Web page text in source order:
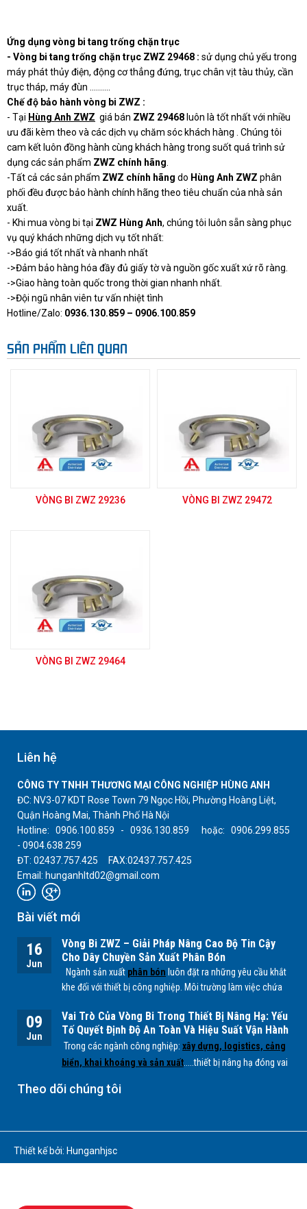
Ứng dụng vòng bi tang trống chặn trục
- Vòng bi tang trống chặn trục ZWZ 29468 : sử dụng chủ yếu trong
máy phát thủy điện, động cơ thẳng đứng, trục chân vịt tàu thủy, cần
trục tháp, máy đùn ..........
Chế độ bảo hành vòng bi ZWZ :
- Tại Hùng Anh ZWZ giá bán ZWZ 29468 luôn là tốt nhất với nhiều
ưu đãi kèm theo và các dịch vụ chăm sóc khách hàng . Chúng tôi
cam kết luôn đồng hành cùng khách hàng trong suốt quá trình sử
dụng các sản phẩm ZWZ chính hãng
-Tất cả các sản phẩm ZWZ chính hãng do Hùng Anh ZWZ phân
phối đều được bảo hành chính hãng theo tiêu chuẩn của nhà sản
xuất.
- Khi mua vòng bi tại ZWZ Hùng Anh, chúng tôi luôn sẵn sàng phục
vụ quý khách những dịch vụ tốt nhất:
->Báo giá tốt nhất và nhanh nhất
->Đảm bảo hàng hóa đầy đủ giấy tờ và nguồn gốc xuất xứ rõ ràng.
->Giao hàng toàn quốc trong thời gian nhanh nhất.
->Đội ngũ nhân viên tư vấn nhiệt tình
Hotline/Zalo: 0936.130.859 – 0906.100.859
SẢN PHẨM LIÊN QUAN
VÒNG BI ZWZ 29236 VÒNG BI ZWZ 29472
VÒNG BI ZWZ 29464
Liên hệ
CÔNG TY TNHH THƯƠNG MẠI CÔNG NGHIỆP HÙNG ANH
ĐC: NV3-07 KDT Rose Town 79 Ngọc Hồi, Phường Hoàng Liệt,
Quận Hoàng Mai, Thành Phố Hà Nội
Hotline: 0906.100.859 - 0936.130.859 hoặc: 0906.299.855
- 0904.638.259
ĐT: 02437.757.425 FAX:02437.757.425
Email: hunganhltd02@gmail.com
Bài viết mới
16
Jun
Vòng Bi ZWZ – Giải Pháp Nâng Cao Độ Tin Cậy
Cho Dây Chuyền Sản Xuất Phân Bón
Ngành sản xuất phân bón luôn đặt ra những yêu cầu khắt
khe đối với thiết bị công nghiệp. Môi trường làm việc chứa
quá trình sản xuấtNPK, lân, đạm
... có thể ảnh hưởng trực
tiếp đến tuổi thọ của các bộ phận cơ khí, đặc biệt làvòng
bi.
09
Jun
Vai Trò Của Vòng Bi Trong Thiết Bị Nâng Hạ: Yếu
Tố Quyết Định Độ An Toàn Và Hiệu Suất Vận Hành
Trong các ngành công nghiệp: xây dựng, logistics, cảng
biển, khai khoáng và sản xuất .....thiết bị nâng hạ đóng vai
tải trọng lớn. Để các hệ thống này hoạt động ổn định, an
Theo dõi chúng tôi
Thiết kế bởi: Hunganhjsc